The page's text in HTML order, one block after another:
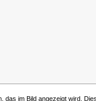
das im Bild angezeigt wird.